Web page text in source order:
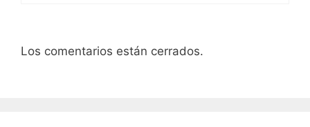
Los comentarios están cerrados.